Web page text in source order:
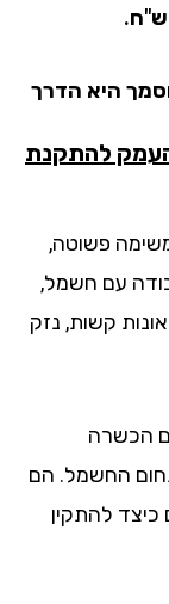
היא הדרך
להתקנת
פשוטה,
עם חשמל,
קשות, נזק
החשמל. הם
להתקין